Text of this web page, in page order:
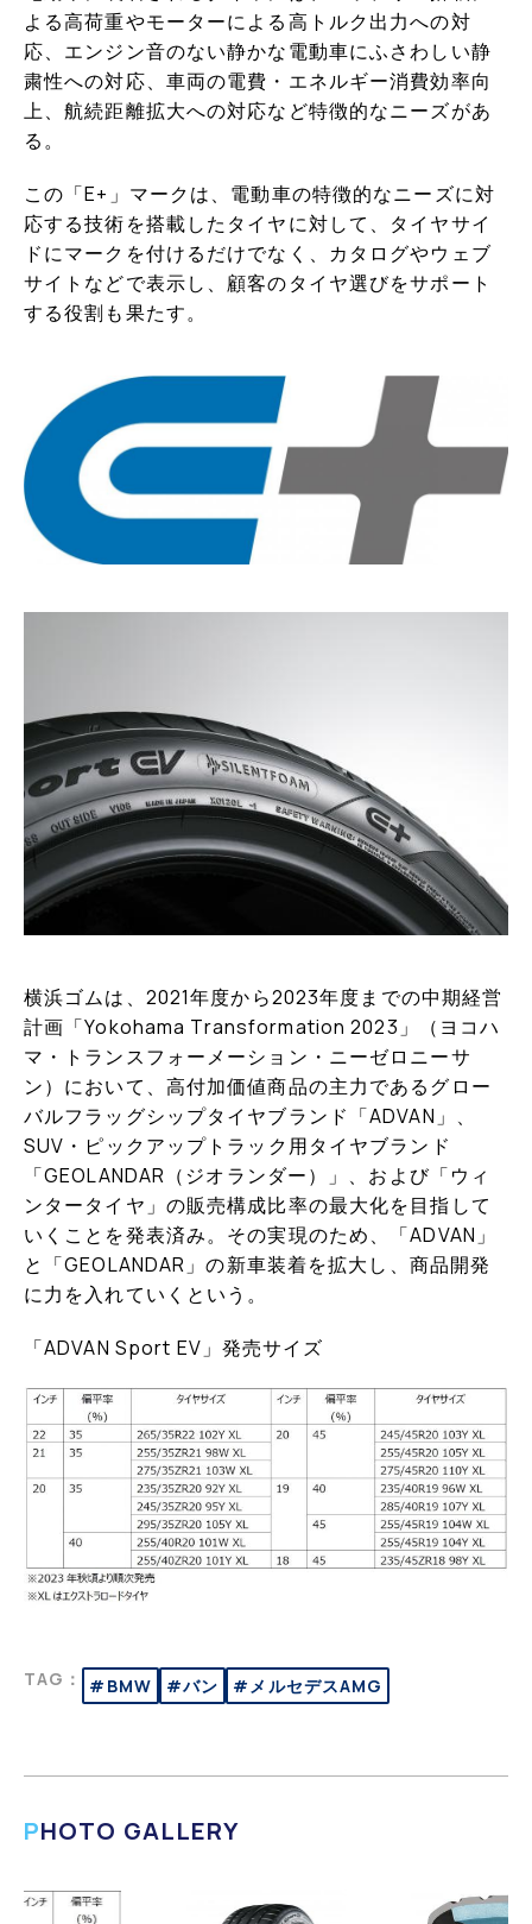
よる高荷重やモーターによる高トルク出力への対
応、エンジン音のない静かな電動車にふさわしい静
粛性への対応、車両の電費・エネルギー消費効率向
上、航続距離拡大への対応など特徴的なニーズがあ
る。
この「E+」マークは、電動車の特徴的なニーズに対
応する技術を搭載したタイヤに対して、タイヤサイ
ドにマークを付けるだけでなく、カタログやウェブ
サイトなどで表示し、顧客のタイヤ選びをサポート
する役割も果たす。
横浜ゴムは、2021年度から2023年度までの中期経営
計画「Yokohama Transformation 2023」（ヨコハ
マ・トランスフォーメーション・ニーゼロニーサ
ン）において、高付加価値商品の主力であるグロー
バルフラッグシップタイヤブランド「ADVAN」、
SUV・ピックアップトラック用タイヤブランド
「GEOLANDAR（ジオランダー）」、および「ウィ
ンタータイヤ」の販売構成比率の最大化を目指して
いくことを発表済み。その実現のため、「ADVAN」
と「GEOLANDAR」の新車装着を拡大し、商品開発
に力を入れていくという。
「ADVAN Sport EV」発売サイズ
TAG： #BMW #バン #メルセデスAMG
PHOTO GALLERY